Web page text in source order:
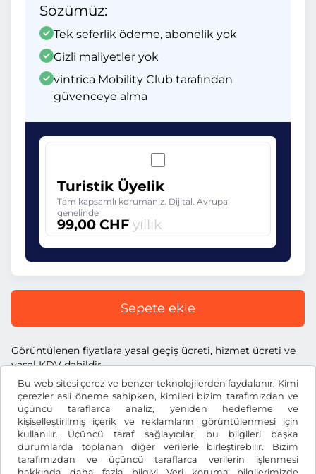
Bu web sitesi çerez ve benzer teknolojilerden faydalanır. Kimi
çerezler asli öneme sahipken, kimileri bizim tarafımızdan ve
üçüncü taraflarca analiz, yeniden hedefleme ve
kişiselleştirilmiş içerik ve reklamların görüntülenmesi için
kullanılır. Üçüncü taraf sağlayıcılar, bu bilgileri başka
durumlarda toplanan diğer verilerle birleştirebilir. Bizim
tarafımızdan ve üçüncü taraflarca verilerin işlenmesi
Sözümüz:
Tek seferlik ödeme, abonelik yok
Gizli maliyetler yok
vintrica Mobility Club tarafından
güvenceye alma
Turistik Üyelik
Tam kapsamlı korumanız. Dijital. Avrupa
genelinde
99,00 CHF yıllık
Sepete ekle
Görüntülenen fiyatlara yasal geçiş ücreti, hizmet ücreti ve
yasal KDV dahildir.
CHF